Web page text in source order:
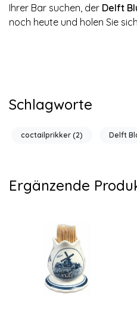
Ihrer Bar suchen, der Delft
noch heute und holen Sie
Schlagworte
coctailprikker (2) Delft
Ergänzende